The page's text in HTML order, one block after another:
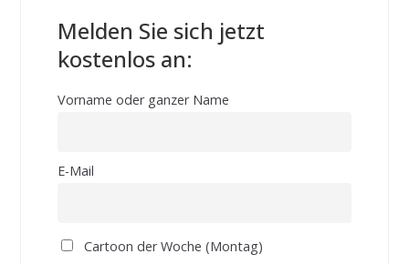
Melden Sie sich jetzt
kostenlos an:
Vorname oder ganzer Name
E-Mail
Cartoon der Woche (Montag)